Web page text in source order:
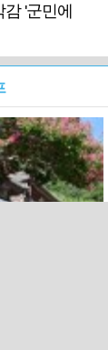
'군민에